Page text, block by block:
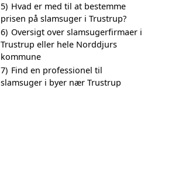
5) Hvad er med til at bestemme
prisen på slamsuger i Trustrup?
6) Oversigt over slamsugerfirmaer i
Trustrup eller hele Norddjurs
kommune
7) Find en professionel til
slamsuger i byer nær Trustrup